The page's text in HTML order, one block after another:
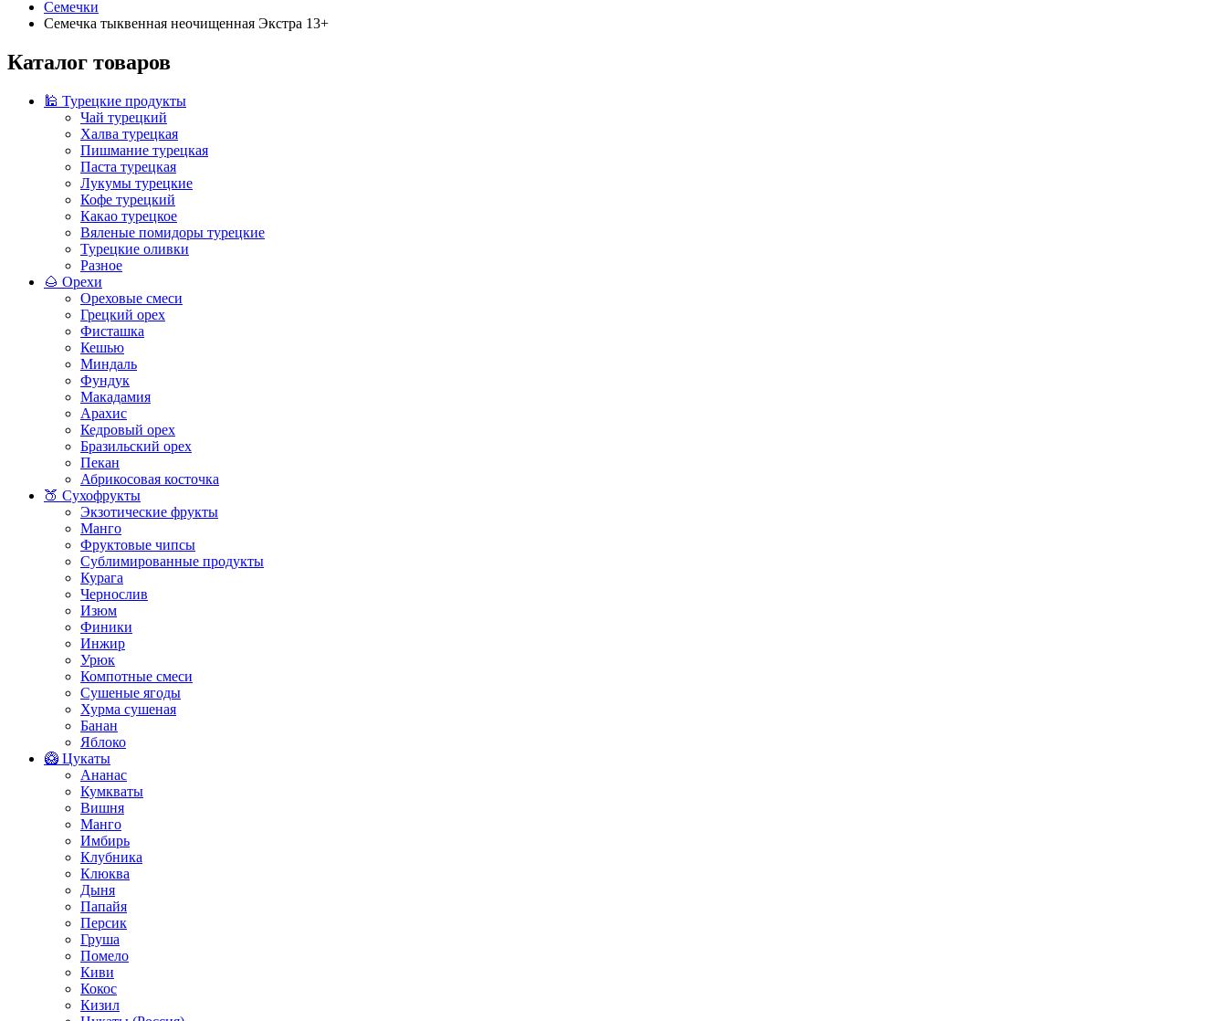
Семечки
Семечка тыквенная неочищенная Экстра 13+
Каталог товаров
🕌 Турецкие продукты
Чай турецкий
Халва турецкая
Пишмание турецкая
Паста турецкая
Лукумы турецкие
Кофе турецкий
Какао турецкое
Вяленые помидоры турецкие
Турецкие оливки
Разное
🌰 Орехи
Ореховые смеси
Грецкий орех
Фисташка
Кешью
Миндаль
Фундук
Макадамия
Арахис
Кедровый орех
Бразильский орех
Пекан
Абрикосовая косточка
🍑 Сухофрукты
Экзотические фрукты
Манго
Фруктовые чипсы
Сублимированные продукты
Курага
Чернослив
Изюм
Финики
Инжир
Урюк
Компотные смеси
Сушеные ягоды
Хурма сушеная
Банан
Яблоко
🥝 Цукаты
Ананас
Кумкваты
Вишня
Манго
Имбирь
Клубника
Клюква
Дыня
Папайя
Персик
Груша
Помело
Киви
Кокос
Кизил